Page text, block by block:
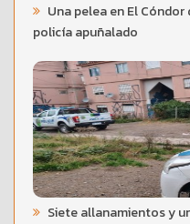
Una pelea en El
policía apuñalado
Siete allanamientos y